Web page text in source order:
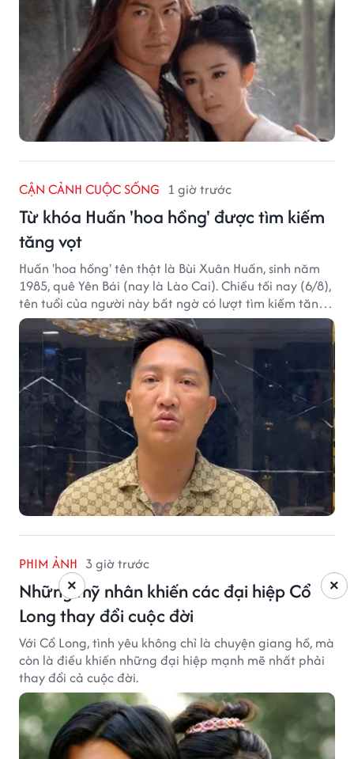
CẬN CẢNH CUỘC SỐNG 1 giờ trước
Từ khóa Huấn 'hoa hồng' được tìm kiếm
tăng vọt
Huấn 'hoa hồng' tên thật là Bùi Xuân Huấn, sinh năm
1985, quê Yên Bái (nay là Lào Cai). Chiều tối nay (6/8),
tên tuổi của người này bất ngờ có lượt tìm kiếm tăng
vọt.
PHIM ẢNH 3 giờ trước
Những mỹ nhân khiến các đại hiệp Cổ
Long thay đổi cuộc đời
Với Cổ Long, tình yêu không chỉ là chuyện giang hồ, mà
còn là điều khiến những đại hiệp mạnh mẽ nhất phải
thay đổi cả cuộc đời.
×
×